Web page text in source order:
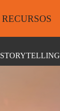
RECURSOS